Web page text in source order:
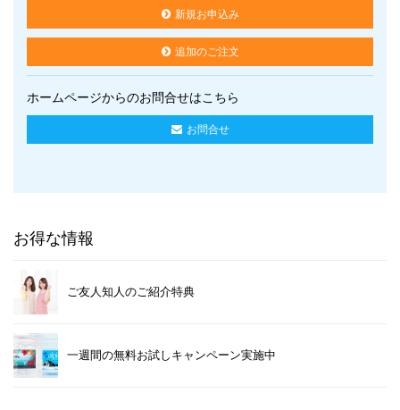
新規お申込み
追加のご注文
ホームページからのお問合せはこちら
お問合せ
お得な情報
ご友人知人のご紹介特典
一週間の無料お試しキャンペーン実施中